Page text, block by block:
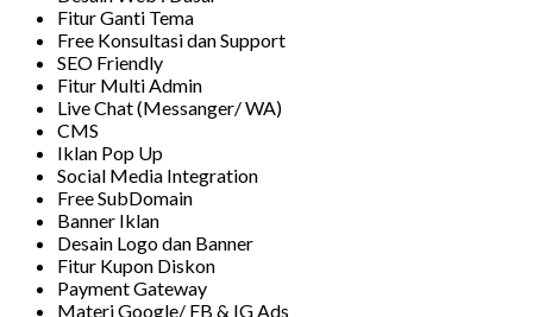
Fitur Ganti Tema
Free Konsultasi dan Support
SEO Friendly
Fitur Multi Admin
Live Chat (Messanger/ WA)
CMS
Iklan Pop Up
Social Media Integration
Free SubDomain
Banner Iklan
Desain Logo dan Banner
Fitur Kupon Diskon
Payment Gateway
Materi Google/ FB & IG Ads